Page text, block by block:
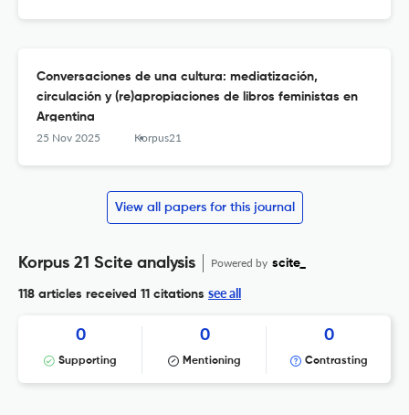
Conversaciones de una cultura: mediatización,
circulación y (re)apropiaciones de libros feministas en
Argentina
25 Nov 2025 Korpus21
View all papers for this journal
Korpus 21 Scite analysis Powered by scite_
118 articles received 11 citations see all
0
Supporting
0
Mentioning
0
Contrasting